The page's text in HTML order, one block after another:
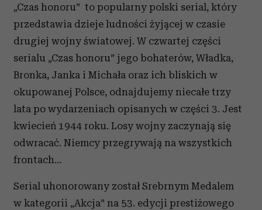
„Czas honoru” to popularny polski serial, który
przedstawia dzieje ludności żyjącej w czasie
drugiej wojny światowej. W czwartej części
serialu „Czas honoru” jego bohaterów, Władka,
Bronka, Janka i Michała oraz ich bliskich w
okupowanej Polsce, odnajdujemy niecałe trzy
lata po wydarzeniach opisanych w części 3. Jest
kwiecień 1944 roku. Losy wojny zaczynają się
odwracać. Niemcy przegrywają na wszystkich
frontach…
Serial uhonorowany został Srebrnym Medalem
w kategorii „Akcja” na 53. edycji prestiżowego